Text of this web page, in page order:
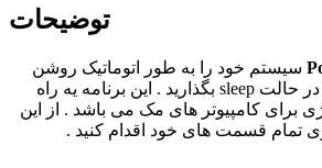
توضیحات
سیستم خود را به طور اتوماتیک روشن
کنید ، خاموش کنید و یا در حالت sleep بگذارید . این برنامه یه راه
برای کامپیوتر های مک می باشد . از این
تمام قسمت های خود اقدام کنید .